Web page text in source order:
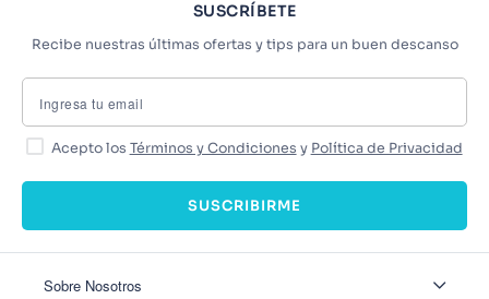
SUSCRÍBETE
Recibe nuestras últimas ofertas y tips para un buen descanso
Acepto los Términos y Condiciones y Política de Privacidad
SUSCRIBIRME
Sobre Nosotros